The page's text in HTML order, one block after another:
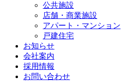
公共施設
店舗・商業施設
アパート・マンション
戸建住宅
お知らせ
会社案内
採用情報
お問い合わせ